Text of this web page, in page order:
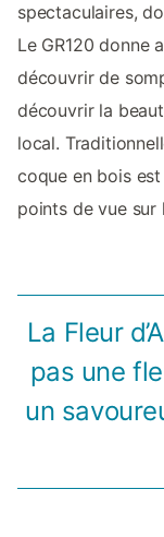
spectaculaires,
Le GR120 donne
découvrir de
découvrir la
local.
coque en bois est
points de vue sur
La Fleur
pas une
un